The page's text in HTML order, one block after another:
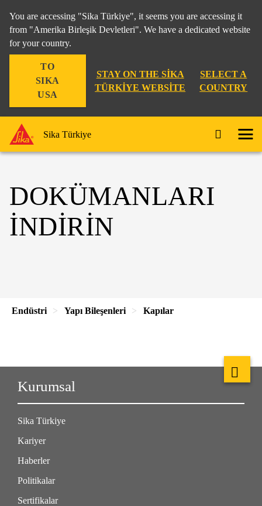
You are accessing "Sika Türkiye", it seems you are accessing it
from "Amerika Birleşik Devletleri". We have a dedicated website
for your country.
TO
SIKA
USA
STAY ON THE SIKA
TÜRKIYE WEBSITE
SELECT A
COUNTRY
Sika Türkiye
DOKÜMANLARI
İNDİRİN
Endüstri Yapı Bileşenleri Kapılar
Kurumsal
Sika Türkiye
Kariyer
Haberler
Politikalar
Sertifikalar